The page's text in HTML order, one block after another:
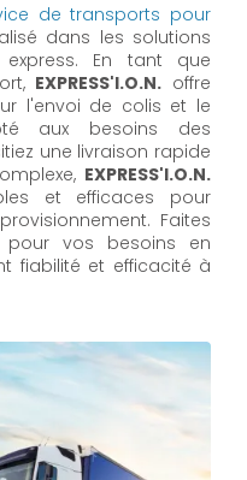
de transports pour
dans les solutions
En tant que
EXPRESS'I.O.N. offre
l'envoi de colis et le
aux besoins des
une livraison rapide
EXPRESS'I.O.N.
et efficaces pour
Faites
pour vos besoins en
fiabilité et efficacité à